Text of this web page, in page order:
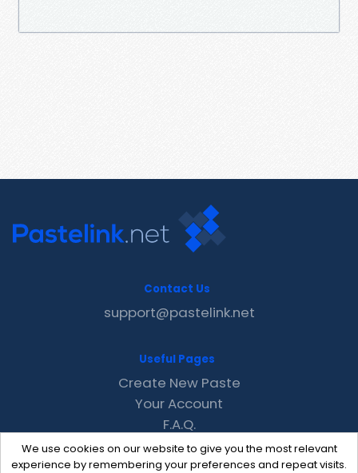
We use cookies on our website to give you the most relevant
experience by remembering your preferences and repeat visits.
Contact Us
support@pastelink.net
Useful Pages
Create New Paste
Your Account
F.A.Q.
Recent
Contact